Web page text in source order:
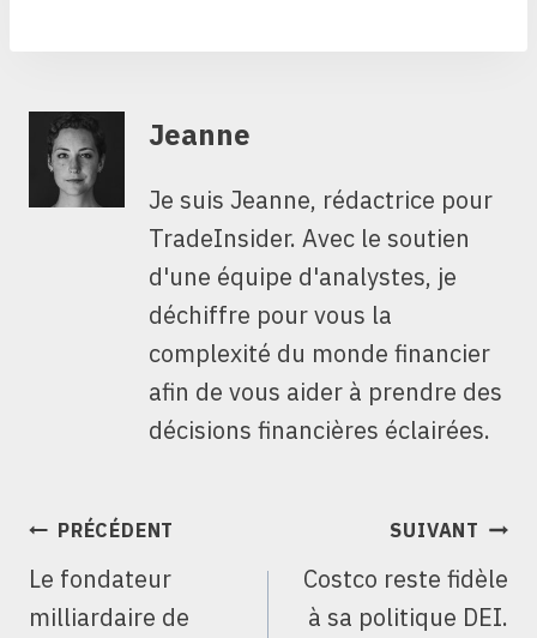
Jeanne
Je suis Jeanne, rédactrice pour
TradeInsider. Avec le soutien
d'une équipe d'analystes, je
déchiffre pour vous la
complexité du monde financier
afin de vous aider à prendre des
décisions financières éclairées.
NAVIGATION
L’ARTICLE
PRÉCÉDENT
Le fondateur
milliardaire de
SUIVANT
Costco reste fidèle
à sa politique DEI.